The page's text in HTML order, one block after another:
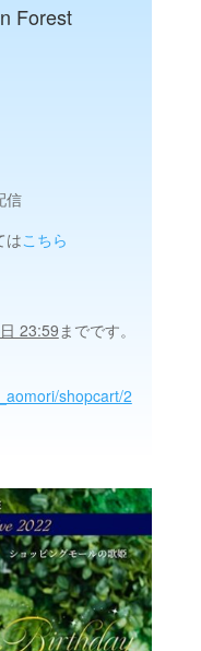
Forest
信
はこちら
23:59までです。
shopcart/2